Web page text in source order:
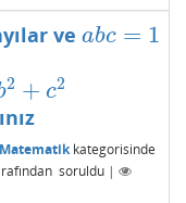
ve abc = 1
abc=1
2 + c2
kategorisinde
soruldu |